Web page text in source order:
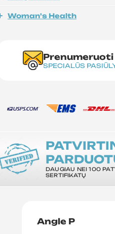
Woman's Health
Prenumeruoti
SPECIALŪS
DAUGIAU NEI 100
SERTIFIKATŲ
Angle P